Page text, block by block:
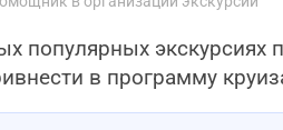
популярных экскурсиях
в программу